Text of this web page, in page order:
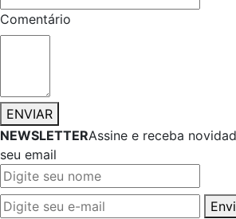
Comentário
ENVIAR
NEWSLETTERAssine e receba
seu email